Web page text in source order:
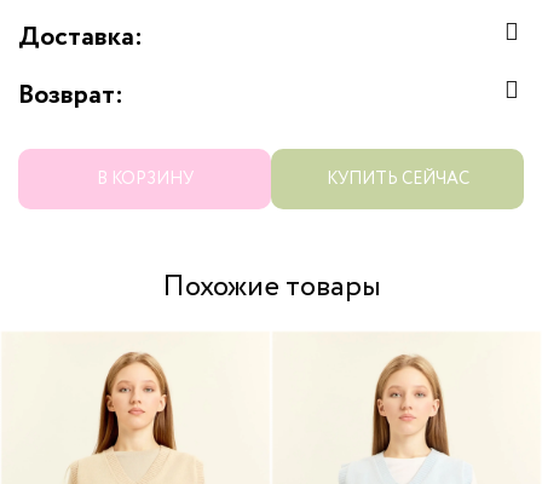
В КОРЗИНУ КУПИТЬ СЕЙЧАС
Доставка:
Возврат:
Похожие товары